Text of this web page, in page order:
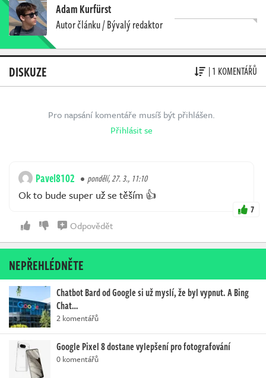
Adam Kurfürst
Autor článku / Bývalý redaktor
DISKUZE | 1 KOMENTÁŘŮ
Pro napsání komentáře musíš být přihlášen.
Přihlásit se
Pavel8102 pondělí, 27. 3., 11:10
Ok to bude super už se těším 👍
7
Odpovědět
NEPŘEHLÉDNĚTE
Chatbot Bard od Google si už myslí, že byl vypnut. A Bing
Chat…
2 komentářů
Google Pixel 8 dostane vylepšení pro fotografování
0 komentářů